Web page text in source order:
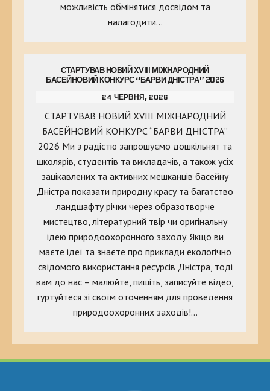
можливість обмінятися досвідом та
налагодити…
СТАРТУВАВ НОВИЙ XVIII МІЖНАРОДНИЙ
БАСЕЙНОВИЙ КОНКУРС “БАРВИ ДНІСТРА” 2026
24 ЧЕРВНЯ, 2026
СТАРТУВАВ НОВИЙ XVIII МІЖНАРОДНИЙ
БАСЕЙНОВИЙ КОНКУРС “БАРВИ ДНІСТРА”
2026 Ми з радістю запрошуємо дошкільнят та
школярів, студентів та викладачів, а також усіх
зацікавлених та активних мешканців басейну
Дністра показати природну красу та багатство
ландшафту річки через образотворче
мистецтво, літературний твір чи оригінальну
ідею природоохоронного заходу. Якщо ви
маєте ідеї та знаєте про приклади екологічно
свідомого використання ресурсів Дністра, тоді
вам до нас – малюйте, пишіть, записуйте відео,
гуртуйтеся зі своїм оточенням для проведення
природоохоронних заходів!…